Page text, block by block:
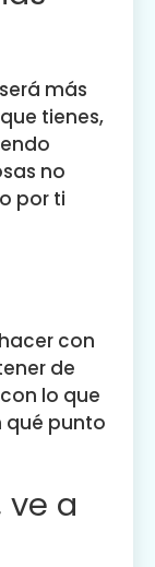
más
tienes,
no
por ti
con
de
lo que
qué punto
ve a